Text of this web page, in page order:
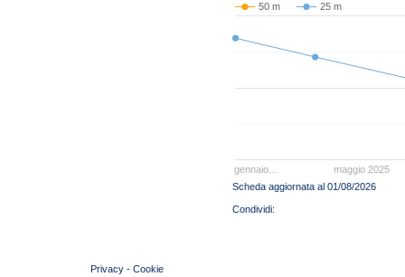
50 m 25 m
gennaio… maggio 2025
Scheda aggiornata al 01/08/2026
Privacy - Cookie